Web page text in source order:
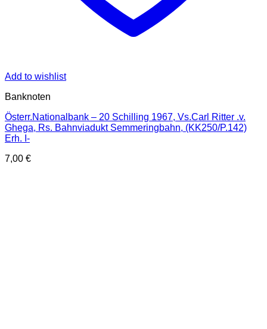
Add to wishlist
Banknoten
Österr.Nationalbank – 20 Schilling 1967, Vs.Carl Ritter .v.
Ghega, Rs. Bahnviadukt Semmeringbahn, (KK250/P.142)
Erh. I-
7,00 €